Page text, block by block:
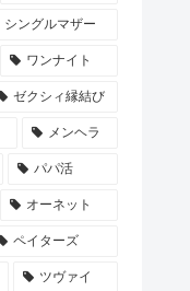
シングルマザー
ワンナイト
ゼクシィ縁結び
メンヘラ
パパ活
オーネット
ペイターズ
ツヴァイ